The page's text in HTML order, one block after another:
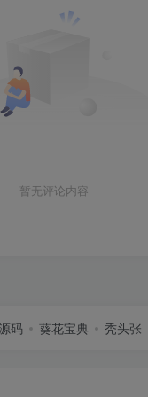
暂无评论内容
码 葵花宝典 秃头张